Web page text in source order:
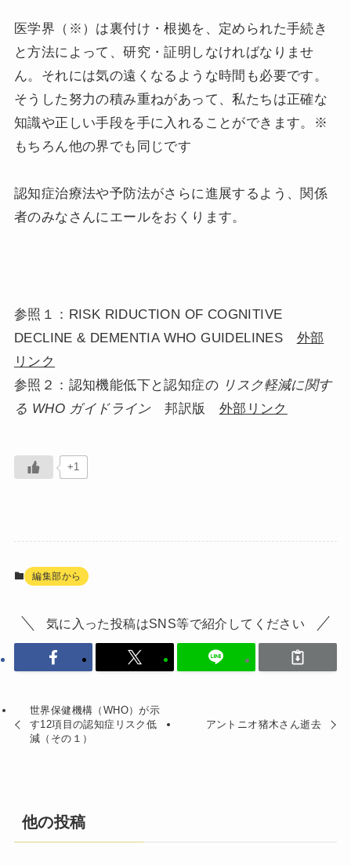
医学界（※）は裏付け・根拠を、定められた手続き
と方法によって、研究・証明しなければなりませ
ん。それには気の遠くなるような時間も必要です。
そうした努力の積み重ねがあって、私たちは正確な
知識や正しい手段を手に入れることができます。※
もちろん他の界でも同じです
認知症治療法や予防法がさらに進展するよう、関係
者のみなさんにエールをおくります。
参照１：RISK RIDUCTION OF COGNITIVE
DECLINE & DEMENTIA WHO GUIDELINES 外部
リンク
参照２：認知機能低下と認知症の リスク軽減に関す
る WHO ガイドライン邦訳版 外部リンク
+1
編集部から
気に入った投稿はSNS等で紹介してください
世界保健機構（WHO）が示
す12項目の認知症リスク低
減（その１）
アントニオ猪木さん逝去
他の投稿